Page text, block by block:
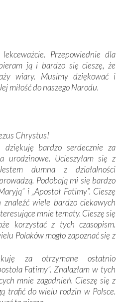
Bożej zapaliliśmy świece
wyprawy na każdym kroku
otwartością
ich ludową sztukę i
kraje są od siebie bardzo
nie czuliśmy się obco.
sama Matka Boża, ale też
swój początek w naszej
się, że Maryja swoją opieką
lecz wszystkie nacje, które
każdą osobę, która zawierza
historia wierności Bogu i
Trudne momenty w
i zbiorowym, przypominają o
o własną duszę i o łaskę
przynosi pomyślność –
Odstępstwo owocuje
Te uniwersalne prawdy
słuchaliśmy opowieści
monarchach i wodzach,
losach grzesznych
Przepowiednie dla
ją i bardzo się cieszę, że
wiary. Musimy dziękować i
miłość do naszego Narodu.
Chrystus!
dziękuję bardzo serdecznie za
urodzinowe. Ucieszyłam się z
dumna z działalności
Podobają mi się bardzo
i „Apostoł Fatimy”. Cieszę
wiele bardzo ciekawych
mnie tematy. Cieszę się
korzystać z tych czasopism.
Polaków mogło zapoznać się z
za otrzymane ostatnio
Fatimy”. Znalazłam w tych
mnie zagadnień. Cieszę się z
trafić do wielu rodzin w Polsce.